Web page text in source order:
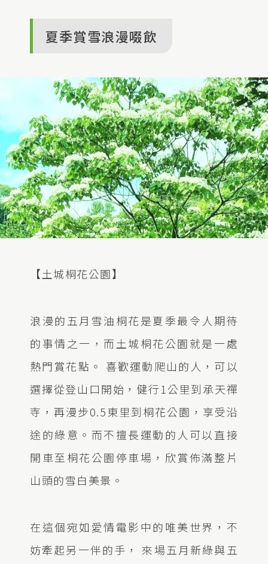
夏季賞雪浪漫啜飲
【土城桐花公園】
浪漫的五月雪油桐花是夏季最令人期待
的事情之一，而土城桐花公園就是一處
熱門賞花點。 喜歡運動爬山的人，可以
選擇從登山口開始，健行1公里到承天禪
寺，再漫步0.5東里到桐花公園，享受沿
途的綠意。而不擅長運動的人可以直接
開車至桐花公園停車場，欣賞佈滿整片
山頭的雪白美景。
在這個宛如愛情電影中的唯美世界，不
妨牽起另一伴的手， 來場五月新綠與五